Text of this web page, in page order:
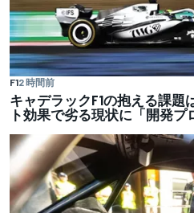
F12 時間前
キャデラックF1の抱える課
ト効果で劣る現状に「開発プ